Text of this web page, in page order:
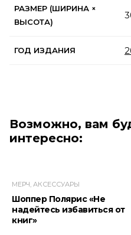
РАЗМЕР (ШИРИНА ×
ВЫСОТА)
ГОД ИЗДАНИЯ
Возможно, вам
интересно:
МЕРЧ, АКСЕССУАРЫ
Шоппер Полярис «Не
надейтесь избавиться от
книг»